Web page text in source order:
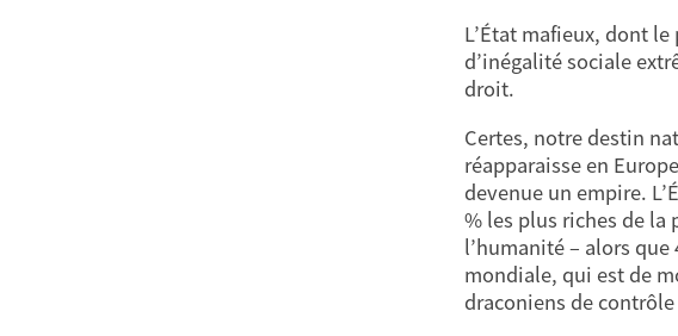
L’État mafieux, dont
d’inégalité sociale
droit.
Certes, notre destin
réapparaisse en
devenue un empire.
% les plus riches de la
l’humanité – alors
mondiale, qui est de
draconiens de